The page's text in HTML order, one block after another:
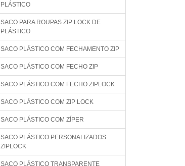
PLÁSTICO
SACO PARA ROUPAS ZIP LOCK DE
PLÁSTICO
SACO PLÁSTICO COM FECHAMENTO ZIP
SACO PLÁSTICO COM FECHO ZIP
SACO PLÁSTICO COM FECHO ZIPLOCK
SACO PLÁSTICO COM ZIP LOCK
SACO PLÁSTICO COM ZÍPER
SACO PLÁSTICO PERSONALIZADOS
ZIPLOCK
SACO PLÁSTICO TRANSPARENTE